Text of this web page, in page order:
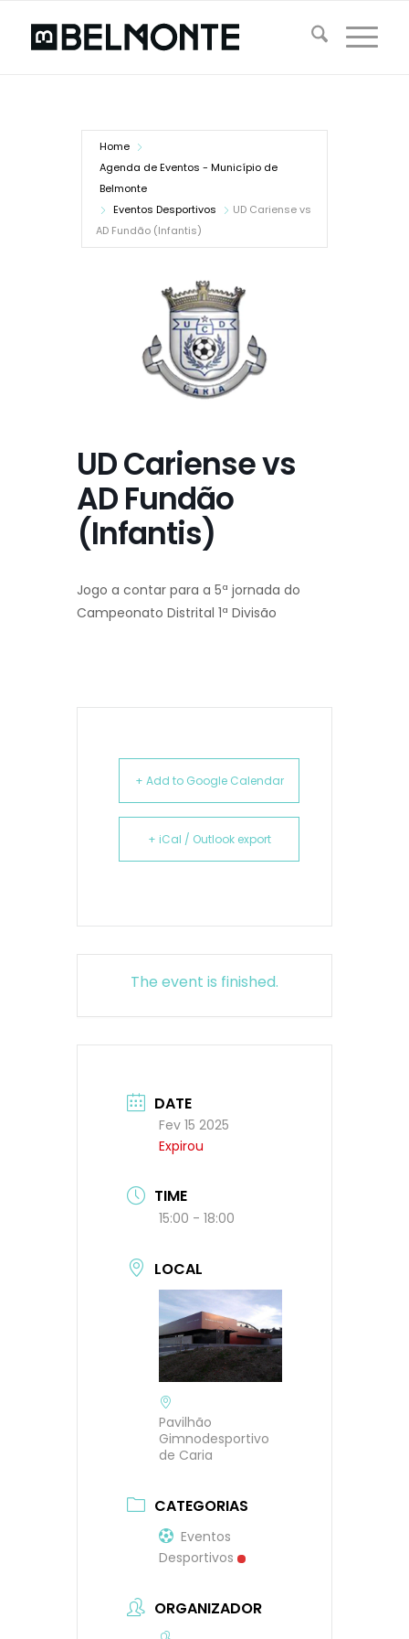
Home
Agenda de Eventos - Município de
Belmonte
Eventos Desportivos
UD Cariense vs
AD Fundão (Infantis)
UD Cariense vs
AD Fundão
(Infantis)
Jogo a contar para a 5ª jornada do
Campeonato Distrital 1ª Divisão
+ Add to Google Calendar
+ iCal / Outlook export
The event is finished.
DATE
Fev 15 2025
Expirou
TIME
15:00 - 18:00
LOCAL
Pavilhão
Gimnodesportivo
de Caria
CATEGORIAS
Eventos
Desportivos
ORGANIZADOR